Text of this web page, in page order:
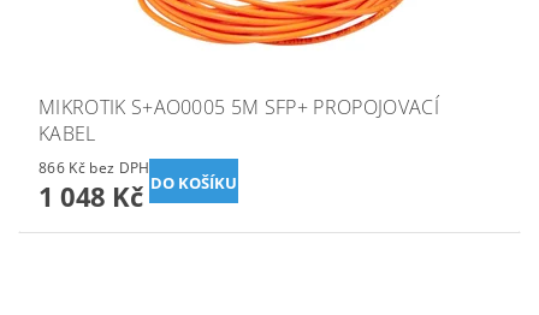
MIKROTIK S+AO0005 5M SFP+ PROPOJOVACÍ
KABEL
866 Kč bez DPH
1 048 Kč